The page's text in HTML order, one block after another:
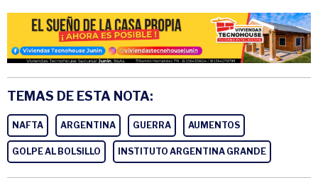
TEMAS DE ESTA NOTA:
NAFTA ARGENTINA GUERRA AUMENTOS
GOLPE AL BOLSILLO INSTITUTO ARGENTINA GRANDE